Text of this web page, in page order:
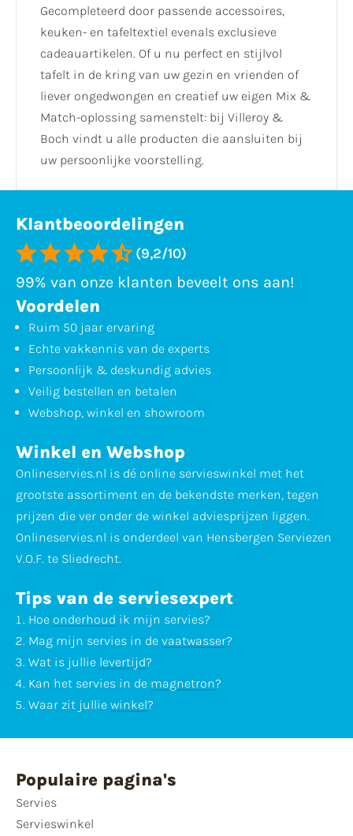
Gecompleteerd door passende accessoires,
keuken- en tafeltextiel evenals exclusieve
cadeauartikelen. Of u nu perfect en stijlvol
tafelt in de kring van uw gezin en vrienden of
liever ongedwongen en creatief uw eigen Mix &
Match-oplossing samenstelt: bij Villeroy &
Boch vindt u alle producten die aansluiten bij
uw persoonlijke voorstelling.
Klantbeoordelingen
(9,2/10)
99% van onze klanten beveelt ons aan!
Voordelen
Ruim 50 jaar ervaring
Echte vakkennis van de experts
Persoonlijk & deskundig advies
Veilig bestellen en betalen
Webshop, winkel en showroom
Winkel en Webshop
Onlineservies.nl is dé online servieswinkel met het
grootste assortiment en de bekendste merken, tegen
prijzen die ver onder de winkel adviesprijzen liggen.
Onlineservies.nl is onderdeel van Hensbergen Serviezen
V.O.F. te Sliedrecht.
Tips van de serviesexpert
Hoe onderhoud ik mijn servies?
Mag mijn servies in de vaatwasser?
Wat is jullie levertijd?
Kan het servies in de magnetron?
Waar zit jullie winkel?
Populaire pagina's
Servies
Servieswinkel